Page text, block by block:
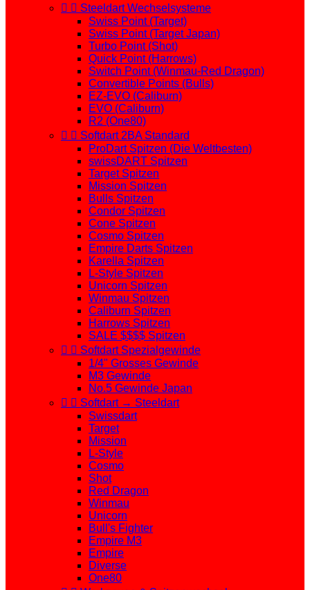
  Steeldart Wechselsysteme
Swiss Point (Target)
Swiss Point (Target Japan)
Turbo Point (Shot)
Quick Point (Harrows)
Switch Point (Winmau-Red Dragon)
Convertible Points (Bulls)
EZ-EVO (Caliburn)
EVO (Caliburn)
R2 (One80)
  Softdart 2BA Standard
ProDart Spitzen (Die Weltbesten)
swissDART Spitzen
Target Spitzen
Mission Spitzen
Bulls Spitzen
Condor Spitzen
Cone Spitzen
Cosmo Spitzen
Empire Darts Spitzen
Karella Spitzen
L-Style Spitzen
Unicorn Spitzen
Winmau Spitzen
Caliburn Spitzen
Harrows Spitzen
SALE $$$$ Spitzen
  Softdart Spezialgewinde
1/4" Grosses Gewinde
M3 Gewinde
No.5 Gewinde Japan
  Softdart → Steeldart
Swissdart
Target
Mission
L-Style
Cosmo
Shot
Red Dragon
Winmau
Unicorn
Bull's Fighter
Empire M3
Empire
Diverse
One80